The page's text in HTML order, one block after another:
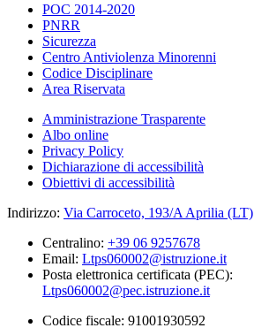
POC 2014-2020
PNRR
Sicurezza
Centro Antiviolenza Minorenni
Codice Disciplinare
Area Riservata
Amministrazione Trasparente
Albo online
Privacy Policy
Dichiarazione di accessibilità
Obiettivi di accessibilità
Indirizzo: Via Carroceto, 193/A Aprilia (LT)
Centralino: +39 06 9257678
Email: Ltps060002@istruzione.it
Posta elettronica certificata (PEC):
Ltps060002@pec.istruzione.it
Codice fiscale: 91001930592